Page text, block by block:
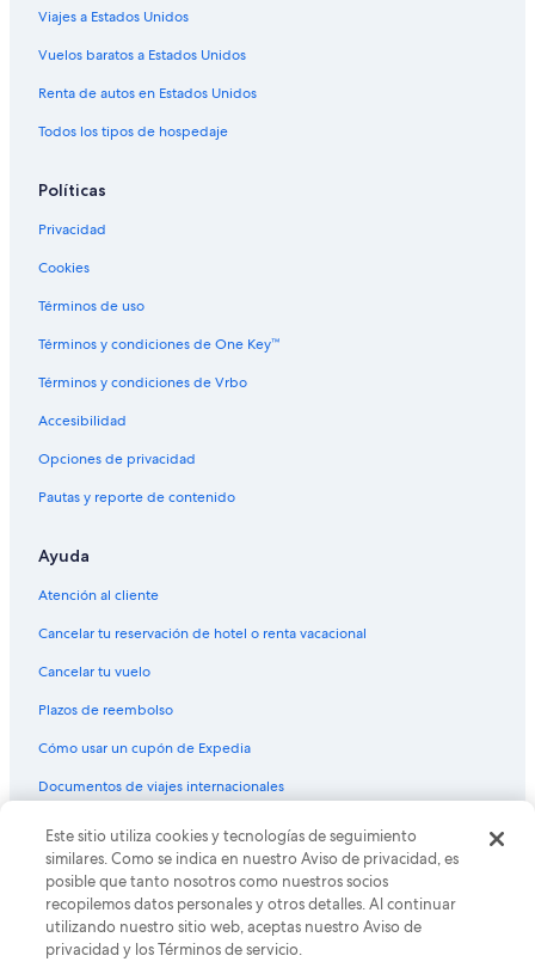
Hoteles familiares en Crozet
Hoteles con bar en Crozet
Hoteles que aceptan mascotas en Crozet
Hoteles en Crozet
Viajes a Estados Unidos
Vuelos baratos a Estados Unidos
Renta de autos en Estados Unidos
Todos los tipos de hospedaje
Políticas
Privacidad
Cookies
Términos de uso
Términos y condiciones de One Key™
Términos y condiciones de Vrbo
Accesibilidad
Opciones de privacidad
Pautas y reporte de contenido
Ayuda
Atención al cliente
Cancelar tu reservación de hotel o renta vacacional
Cancelar tu vuelo
Plazos de reembolso
Cómo usar un cupón de Expedia
Documentos de viajes internacionales
© 2026 Expedia, Inc., una empresa de Expedia Group. Todos los
derechos reservados. Expedia y el logo de Expedia son marcas
registradas o marcas comerciales de Expedia, Inc. CST# 2029030-50.
Este sitio utiliza cookies y tecnologías de seguimiento
similares. Como se indica en nuestro Aviso de privacidad, es
posible que tanto nosotros como nuestros socios
recopilemos datos personales y otros detalles. Al continuar
utilizando nuestro sitio web, aceptas nuestro Aviso de
privacidad y los Términos de servicio.